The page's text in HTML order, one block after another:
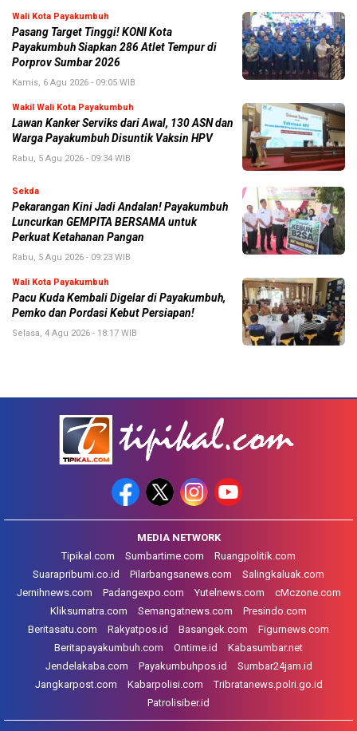
Wali Kota Payakumbuh
Pasang Target Tinggi! KONI Kota
Payakumbuh Siapkan 286 Atlet Tempur di
Porprov Sumbar 2026
Kamis, 6 Agu 2026 - 09:05 WIB
Wakil Wali Kota Payakumbuh
Lawan Kanker Serviks dari Awal, 130 ASN dan
Warga Payakumbuh Disuntik Vaksin HPV
Rabu, 5 Agu 2026 - 09:34 WIB
Sekda
Pekarangan Kini Jadi Andalan! Payakumbuh
Luncurkan GEMPITA BERSAMA untuk
Perkuat Ketahanan Pangan
Rabu, 5 Agu 2026 - 09:23 WIB
Wali Kota Payakumbuh
Pacu Kuda Kembali Digelar di Payakumbuh,
Pemko dan Pordasi Kebut Persiapan!
Selasa, 4 Agu 2026 - 18:17 WIB
MEDIA NETWORK
Tipikal.com
Sumbartime.com
Ruangpolitik.com
Suarapribumi.co.id
Pilarbangsanews.com
Salingkaluak.com
Jernihnews.com
Padangexpo.com Yutelnews.com
cMczone.com
Kliksumatra.com
Semangatnews.com
Presindo.com
Beritasatu.com
Rakyatpos.id Basangek.com
Figurnews.com
Beritapayakumbuh.com
Ontime.id
Kabasumbar.net
Jendelakaba.com
Payakumbuhpos.id
Sumbar24jam.id
Jangkarpost.com
Kabarpolisi.com
Tribratanews.polri.go.id
Patrolisiber.id